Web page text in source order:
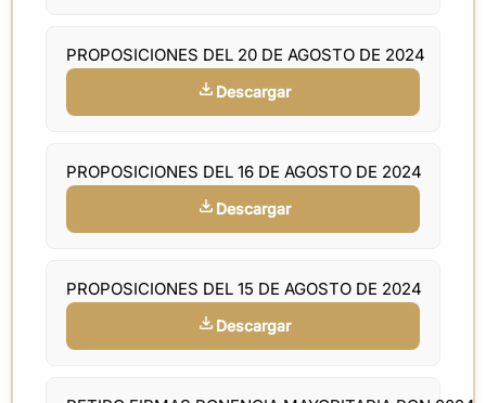
PROPOSICIONES DEL 20 DE AGOSTO DE 2024
Descargar
PROPOSICIONES DEL 16 DE AGOSTO DE 2024
Descargar
PROPOSICIONES DEL 15 DE AGOSTO DE 2024
Descargar